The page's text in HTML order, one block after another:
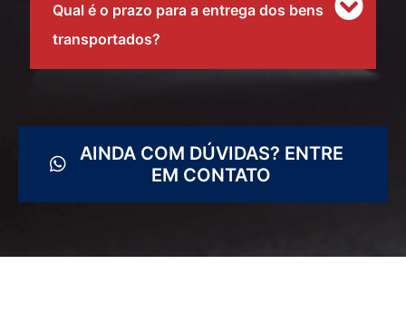
Qual é o prazo para a entrega dos bens
transportados?
AINDA COM DÚVIDAS? ENTRE
EM CONTATO